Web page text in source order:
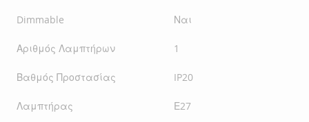
Dimmable Ναι
Αριθμός Λαμπτήρων 1
Βαθμός Προστασίας IP20
Λαμπτήρας Ε27